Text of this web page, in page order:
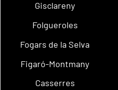
Gisclareny
Folgueroles
Fogars de la Selva
Figaró-Montmany
Casserres